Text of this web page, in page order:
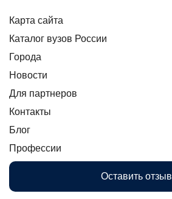
Карта сайта
Каталог вузов России
Города
Новости
Для партнеров
Контакты
Блог
Профессии
Оставить отзыв